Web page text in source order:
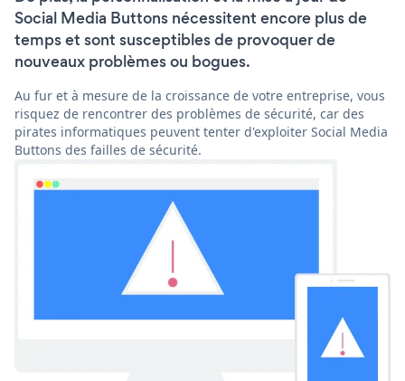
Social Media Buttons nécessitent encore plus de
temps et sont susceptibles de provoquer de
nouveaux problèmes ou bogues.
Au fur et à mesure de la croissance de votre entreprise, vous
risquez de rencontrer des problèmes de sécurité, car des
pirates informatiques peuvent tenter d'exploiter Social Media
Buttons des failles de sécurité.